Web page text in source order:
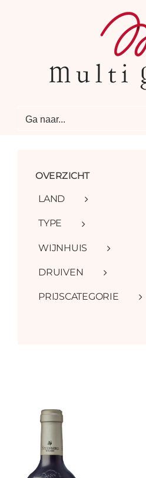
Ga naar...
OVERZICHT
LAND
TYPE
WIJNHUIS
DRUIVEN
PRIJSCATEGORIE